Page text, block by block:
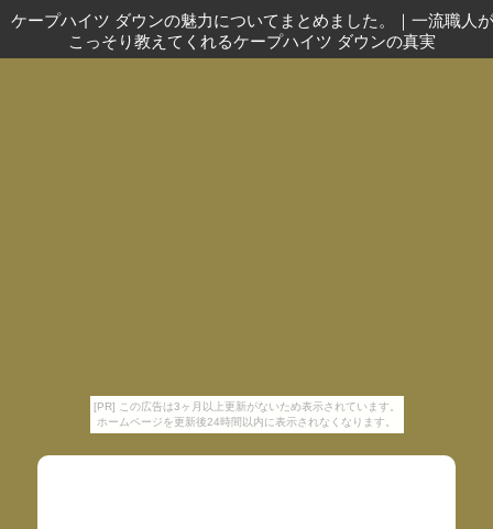
[PR] この広告は3ヶ月以上更新がないため表示されています。
ホームページを更新後24時間以内に表示されなくなります。
ケープハイツ ダウンの魅力についてまとめました。 ｜ 一流職人が
こっそり教えてくれるケープハイツ ダウンの真実